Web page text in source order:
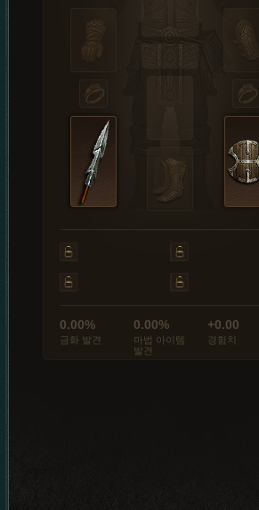
0.00%
금화 발견
0.00%
마법 아이템
발견
+0.00
경험치